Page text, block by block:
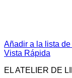
Añadir a la lista
Vista Rápida
EL ATELIER DE